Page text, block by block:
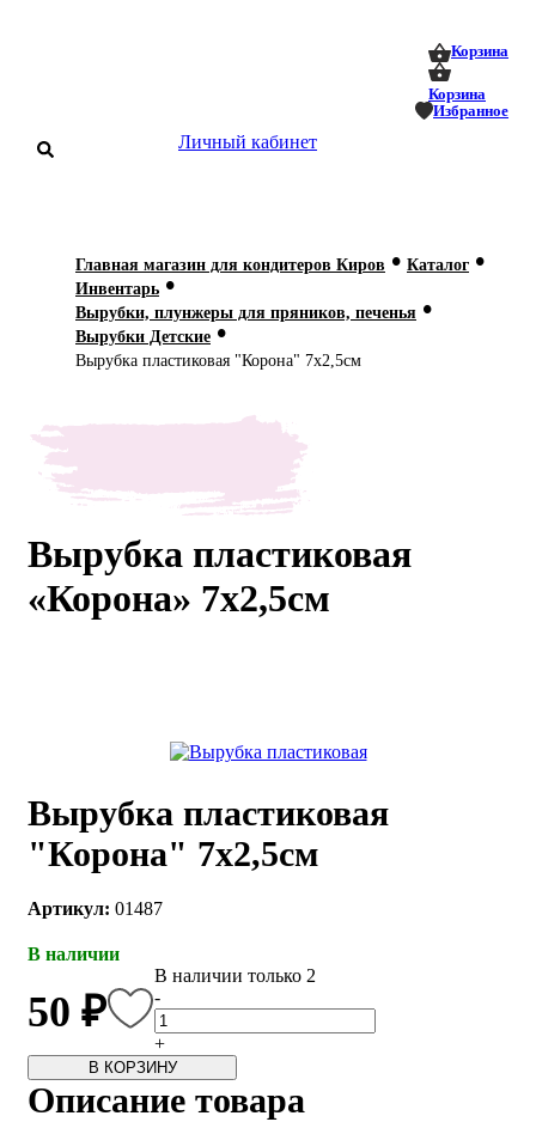
Корзина
Корзина
Избранное
Личный кабинет
Мастер-
классы
256-54-
Главная магазин для кондитеров Киров • Каталог •
Инвентарь •
Вырубки, плунжеры для пряников, печенья •
Вырубки Детские •
Вырубка пластиковая "Корона" 7х2,5см
Вырубка пластиковая
«Корона» 7х2,5см
Вырубка пластиковая
"Корона" 7х2,5см
Артикул: 01487
В наличии
50 ₽
В наличии только 2
-
+
В КОРЗИНУ
Описание товара